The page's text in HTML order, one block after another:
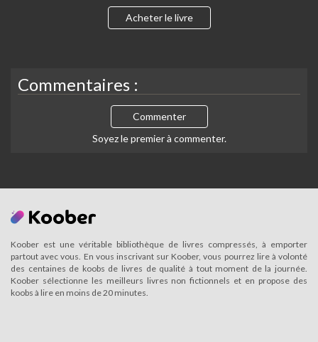
Acheter le livre
Commentaires :
Commenter
Soyez le premier à commenter.
Koober est une véritable bibliothèque de livres compressés, à emporter
partout avec vous. En vous inscrivant sur Koober, vous pourrez lire à volonté
des centaines de koobs de livres de qualité à tout moment de la journée.
Koober sélectionne les meilleurs livres non fictionnels et en propose des
koobs à lire en moins de 20 minutes.